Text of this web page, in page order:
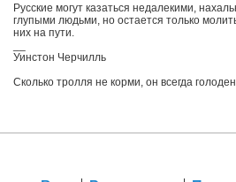
Русские могут казаться недалекими,
глупыми людьми, но остается только
них на пути.
Уинстон Черчилль
Сколько тролля не корми, он всегда